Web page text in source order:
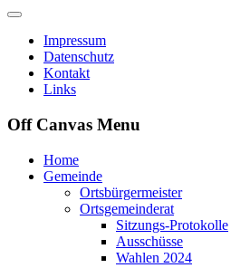
Impressum
Datenschutz
Kontakt
Links
Off Canvas Menu
Home
Gemeinde
Ortsbürgermeister
Ortsgemeinderat
Sitzungs-Protokolle
Ausschüsse
Wahlen 2024